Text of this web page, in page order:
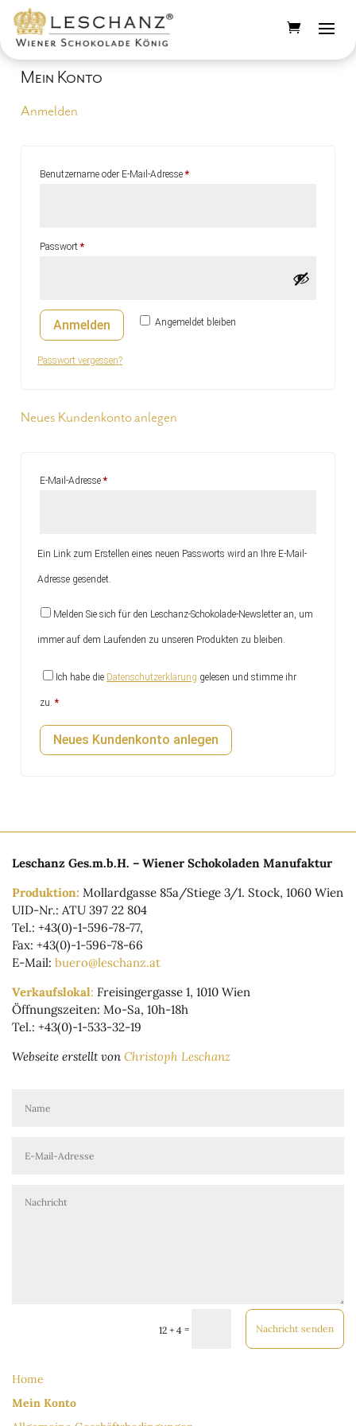
Mein Konto
Anmelden
Benutzername oder E-Mail-Adresse*Erforderlich
Passwort*Erforderlich
Angemeldet bleiben
Anmelden
Passwort vergessen?
Neues Kundenkonto anlegen
E-Mail-Adresse*Erforderlich
Ein Link zum Erstellen eines neuen Passworts wird an Ihre E-Mail-
Adresse gesendet.
Melden Sie sich für den Leschanz-Schokolade-Newsletter an, um
immer auf dem Laufenden zu unseren Produkten zu bleiben.
Ich habe die Datenschutzerklärung gelesen und stimme ihr
zu. *
Neues Kundenkonto anlegen
Leschanz Ges.m.b.H. – Wiener Schokoladen Manufaktur
Produktion: Mollardgasse 85a/Stiege 3/1. Stock, 1060 Wien
UID-Nr.: ATU 397 22 804
Tel.: +43(0)-1-596-78-77,
Fax: +43(0)-1-596-78-66
E-Mail: buero@leschanz.at
Verkaufslokal: Freisingergasse 1, 1010 Wien
Öffnungszeiten: Mo-Sa, 10h-18h
Tel.: +43(0)-1-533-32-19
Webseite erstellt von Christoph Leschanz
12 + 4 = Nachricht senden
Home
Mein Konto